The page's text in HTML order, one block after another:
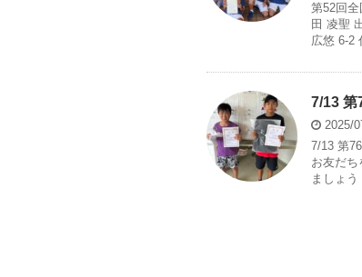
第52回
田 凌聖
広悠 6-2
7/13 第
2025/
7/13 第
お友だち
ましょ